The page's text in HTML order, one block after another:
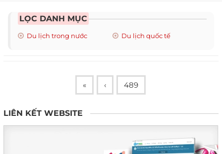
LỌC DANH MỤC
Du lịch trong nước Du lịch quốc tế
« ‹ 489
LIÊN KẾT WEBSITE